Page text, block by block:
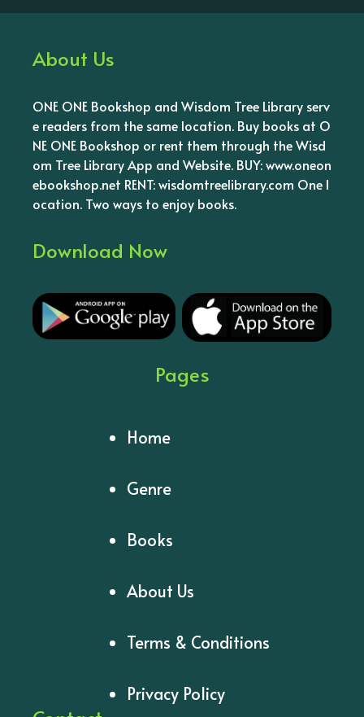
About Us
ONE ONE Bookshop and Wisdom Tree Library serv
e readers from the same location. Buy books at O
NE ONE Bookshop or rent them through the Wisd
om Tree Library App and Website. BUY: www.oneon
ebookshop.net RENT: wisdomtreelibrary.com One l
ocation. Two ways to enjoy books.
Download Now
Pages
Home
Genre
Books
About Us
Terms & Conditions
Privacy Policy